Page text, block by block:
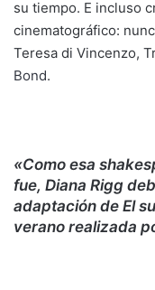
su tiempo. E incluso
cinematográfico:
Teresa di Vincenzo,
Bond.
«Como esa
fue, Diana Rigg
adaptación de El
verano realizada